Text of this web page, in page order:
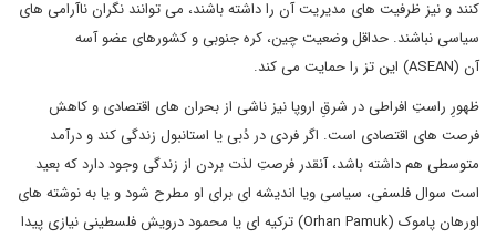
کنند و نیز ظرفیت های مدیریت آن را داشته باشند، می توانند نگران ناآرامی های
سیاسی نباشند. حداقل وضعیت چین، کره جنوبی و کشورهای عضو آسه
آن (ASEAN) این تز را حمایت می کند.
ظهورِ راستِ افراطی در شرقِ اروپا نیز ناشی از بحران های اقتصادی و کاهش
فرصت های اقتصادی است. اگر فردی در دُبی یا استانبول زندگی کند و درآمد
متوسطی هم داشته باشد، آنقدر فرصتِ لذت بردن از زندگی وجود دارد که بعید
است سوال فلسفی، سیاسی ویا اندیشه ای برای او مطرح شود و یا به نوشته های
اورهان پاموک (Orhan Pamuk) ترکیه ای یا محمود درویش فلسطینی نیازی پیدا